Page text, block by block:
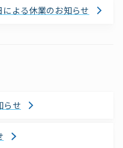
よる休業のお知らせ
らせ